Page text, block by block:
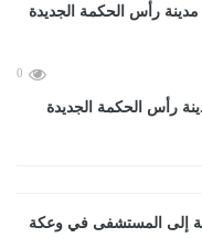
0
رأس الحكمة الجديدة